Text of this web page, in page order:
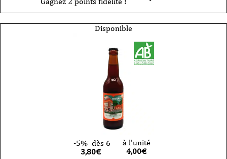
Disponible
-5% dès 6
3,80€
à l'unité
4,00€